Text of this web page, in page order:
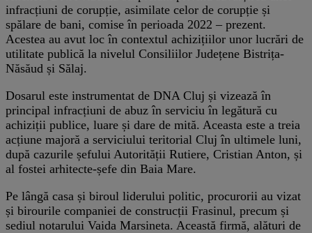
infracțiuni de corupție, asimilate celor de corupție și
spălare de bani, comise în perioada 2022 – prezent.
Acestea au avut loc în contextul achizițiilor unor lucrări de
utilitate publică la nivelul Consiliilor Județene Bistrița-
Năsăud și Sălaj.
Dosarul este instrumentat de DNA Cluj și vizează în
principal infracțiuni de abuz în serviciu în legătură cu
achiziții publice, luare și dare de mită. Aceasta este a treia
acțiune majoră a serviciului teritorial Cluj în ultimele luni,
după cazurile șefului Autorității Rutiere, Cristian Anton, și
al fostei arhitecte-șefe din Baia Mare.
Pe lângă casa și biroul liderului politic, procurorii au vizat
și birourile companiei de construcții Frasinul, precum și
sediul notarului Vaida Marsineta. Această firmă, alături de